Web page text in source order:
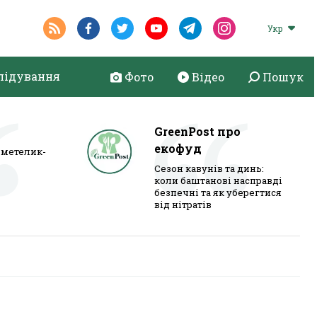
Укр
Фото Відео Пошук
GreenPost про
екофуд
Сезон кавунів та динь:
коли баштанові насправді
безпечні та як уберегтися
від нітратів